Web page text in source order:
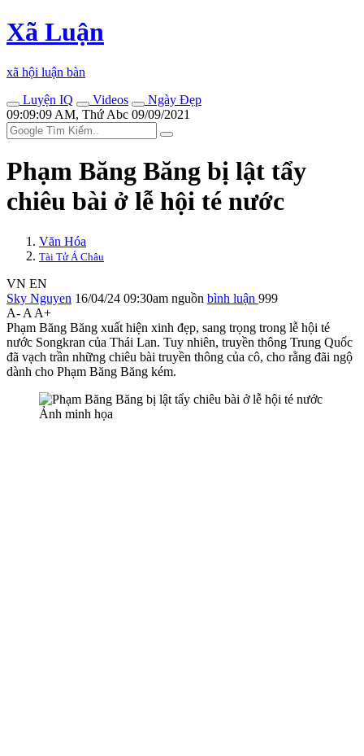
Xã Luận
xã hội luận bàn
Luyện IQ
Videos
Ngày Đẹp
09:09:09 AM, Thứ Abc 09/09/2021
Phạm Băng Băng bị lật tẩy
chiêu bài ở lễ hội té nước
Văn Hóa
Tài Tử Á Châu
VN EN
Sky Nguyen 16/04/24 09:30am nguồn bình luận 999
A- A A+
Phạm Băng Băng xuất hiện xinh đẹp, sang trọng trong lễ hội té
nước Songkran của Thái Lan. Tuy nhiên, truyền thông Trung Quốc
đã vạch trần những chiêu bài truyền thông của cô, cho rằng đãi ngộ
dành cho Phạm Băng Băng kém.
Ảnh minh họa